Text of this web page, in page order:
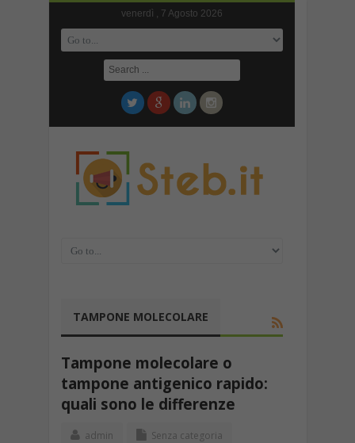
venerdì , 7 Agosto 2026
TAMPONE MOLECOLARE
Tampone molecolare o
tampone antigenico rapido:
quali sono le differenze
admin Senza categoria